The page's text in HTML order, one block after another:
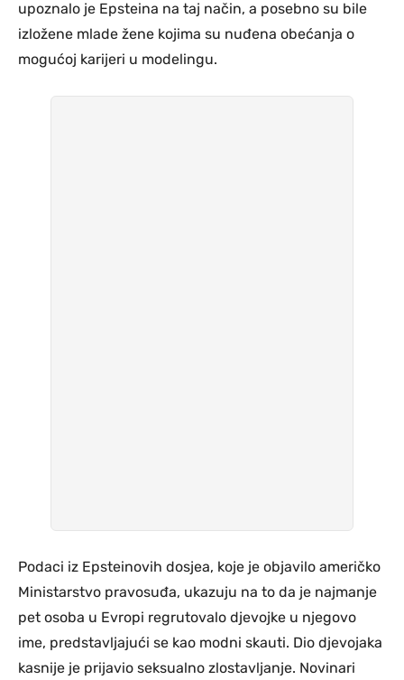
upoznalo je Epsteina na taj način, a posebno su bile
izložene mlade žene kojima su nuđena obećanja o
mogućoj karijeri u modelingu.
Podaci iz Epsteinovih dosjea, koje je objavilo američko
Ministarstvo pravosuđa, ukazuju na to da je najmanje
pet osoba u Evropi regrutovalo djevojke u njegovo
ime, predstavljajući se kao modni skauti. Dio djevojaka
kasnije je prijavio seksualno zlostavljanje. Novinari